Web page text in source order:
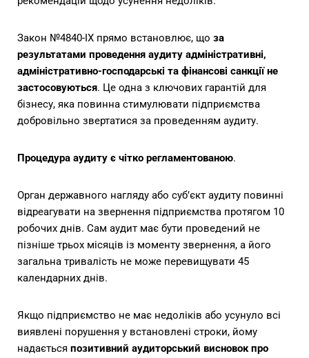
Закон №4840-IX прямо встановлює, що за
результатами проведення аудиту адміністративні,
адміністративно-господарські та фінансові санкції не
застосовуються. Це одна з ключових гарантій для
бізнесу, яка повинна стимулювати підприємства
добровільно звертатися за проведенням аудиту.
Процедура аудиту є чітко регламентованою.
Орган державного нагляду або суб’єкт аудиту повинні
відреагувати на звернення підприємства протягом 10
робочих днів. Сам аудит має бути проведений не
пізніше трьох місяців із моменту звернення, а його
загальна тривалість не може перевищувати 45
календарних днів.
Якщо підприємство не має недоліків або усунуло всі
виявлені порушення у встановлені строки, йому
надається позитивний аудиторський висновок про